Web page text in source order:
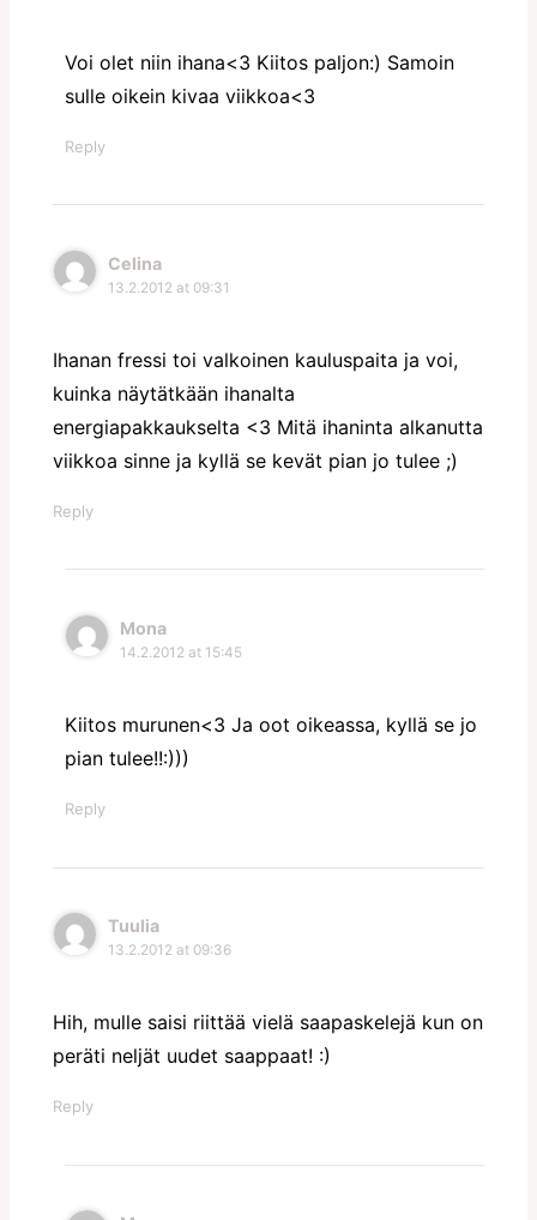
Voi olet niin ihana<3 Kiitos paljon:) Samoin
sulle oikein kivaa viikkoa<3
Reply
Celina
13.2.2012 at 09:31
Ihanan fressi toi valkoinen kauluspaita ja voi,
kuinka näytätkään ihanalta
energiapakkaukselta <3 Mitä ihaninta alkanutta
viikkoa sinne ja kyllä se kevät pian jo tulee ;)
Reply
Mona
14.2.2012 at 15:45
Kiitos murunen<3 Ja oot oikeassa, kyllä se jo
pian tulee!!:)))
Reply
Tuulia
13.2.2012 at 09:36
Hih, mulle saisi riittää vielä saapaskelejä kun on
peräti neljät uudet saappaat! :)
Reply